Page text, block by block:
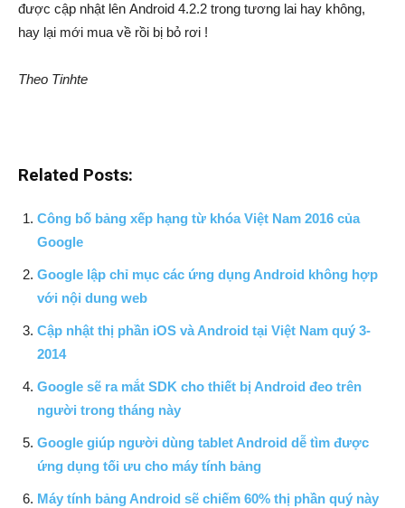
được cập nhật lên Android 4.2.2 trong tương lai hay không,
hay lại mới mua về rồi bị bỏ rơi !
Theo Tinhte
Related Posts:
Công bố bảng xếp hạng từ khóa Việt Nam 2016 của
Google
Google lập chỉ mục các ứng dụng Android không hợp
với nội dung web
Cập nhật thị phần iOS và Android tại Việt Nam quý 3-
2014
Google sẽ ra mắt SDK cho thiết bị Android đeo trên
người trong tháng này
Google giúp người dùng tablet Android dễ tìm được
ứng dụng tối ưu cho máy tính bảng
Máy tính bảng Android sẽ chiếm 60% thị phần quý này